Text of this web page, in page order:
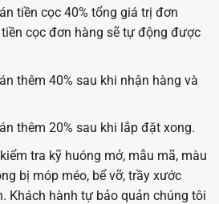
tiền cọc 40% tổng giá trị đơn
cọc đơn hàng sẽ tự động được
thêm 40% sau khi nhận hàng và
thêm 20% sau khi lắp đặt xong.
tra kỹ huóng mở, mẫu mã, màu
bị móp méo, bể vỡ, trầy xước
Khách hành tự bảo quản chúng tôi